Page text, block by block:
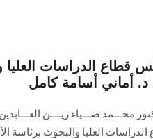
قطاع الدراسات
أماني أسامة كامل
محـــمد ضـــياء زيــــن
العليا والبحوث برئاسة